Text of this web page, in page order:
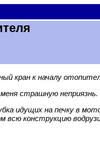
кран к началу
страшную
идущих на печку в
всю конструкцию